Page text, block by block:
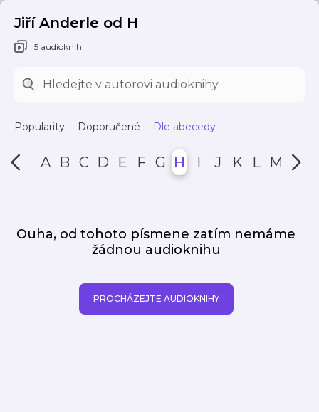
Jiří Anderle od H
5 audioknih
Popularity Doporučené Dle abecedy
A B C D E F G H I J K L M N
Ouha, od tohoto písmene zatím nemáme
žádnou audioknihu
PROCHÁZEJTE AUDIOKNIHY